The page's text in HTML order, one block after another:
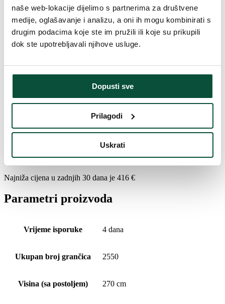
naše web-lokacije dijelimo s partnerima za društvene
medije, oglašavanje i analizu, a oni ih mogu kombinirati s
drugim podacima koje ste im pružili ili koje su prikupili
dok ste upotrebljavali njihove usluge.
Dopusti sve
Prilagodi
Uskrati
Broj dijelova 2
Težina (brutto) 29,7
Postolje (uključeno u paket) Metalni
Paket 1 115x42x37
Paket 2 120x44x42
Povijest cijena
Najniža cijena u zadnjih 30 dana je 416 €
Parametri proizvoda
Vrijeme isporuke 4 dana
Ukupan broj grančica 2550
Visina (sa postoljem) 270 cm